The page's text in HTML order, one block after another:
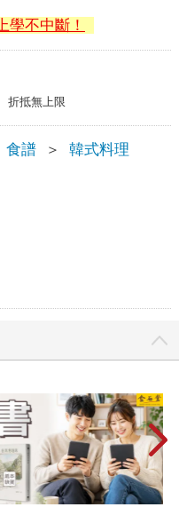
學不中斷！
折抵無上限
食譜 ＞ 韓式料理